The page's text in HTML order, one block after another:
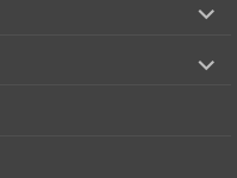
child
child